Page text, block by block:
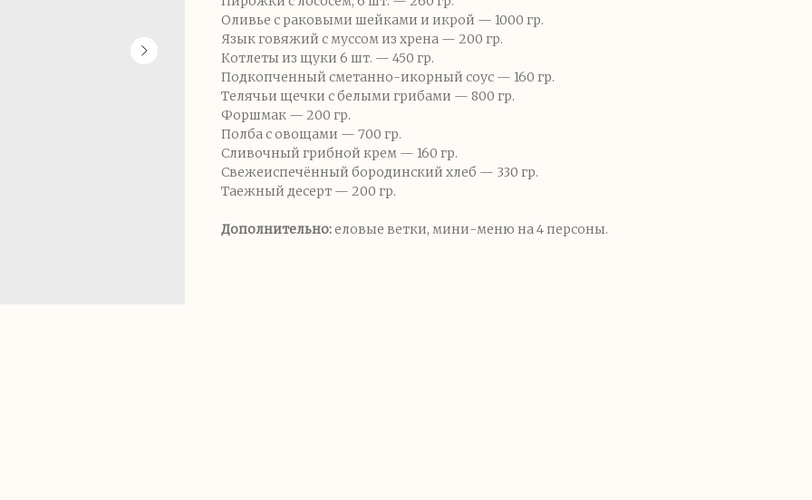
Оливье с раковыми шейками и икрой — 1000 гр.
Язык говяжий с муссом из хрена — 200 гр.
Котлеты из щуки 6 шт. — 450 гр.
Подкопченный сметанно-икорный соус — 160 гр.
Телячьи щечки с белыми грибами — 800 гр.
Форшмак — 200 гр.
Полба с овощами — 700 гр.
Сливочный грибной крем — 160 гр.
Свежеиспечённый бородинский хлеб — 330 гр.
Таежный десерт — 200 гр.
Дополнительно:еловые ветки, мини-меню на 4 персоны.